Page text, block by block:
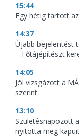
15:44
Egy hétig tartott
14:37
Újabb bejelentést
– Főtájépítészt
14:05
Jól vizsgázott a
szerint
13:10
Születésnapozott
nyitotta meg